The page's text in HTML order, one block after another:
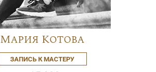
Мария Котова
ЗАПИСЬ К МАСТЕРУ